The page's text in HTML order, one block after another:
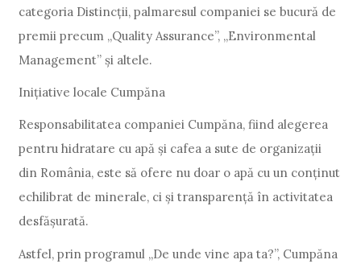
categoria Distincții, palmaresul companiei se bucură de
premii precum „Quality Assurance”, „Environmental
Management” și altele.
Inițiative locale Cumpăna
Responsabilitatea companiei Cumpăna, fiind alegerea
pentru hidratare cu apă și cafea a sute de organizații
din România, este să ofere nu doar o apă cu un conținut
echilibrat de minerale, ci și transparență în activitatea
desfășurată.
Astfel, prin programul „De unde vine apa ta?”, Cumpăna